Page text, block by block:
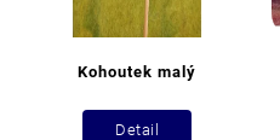
Kohoutek malý
Detail